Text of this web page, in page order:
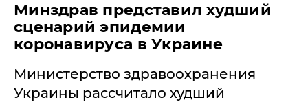
Минздрав представил худший
сценарий эпидемии
коронавируса в Украине
Министерство здравоохранения
Украины рассчитало худший